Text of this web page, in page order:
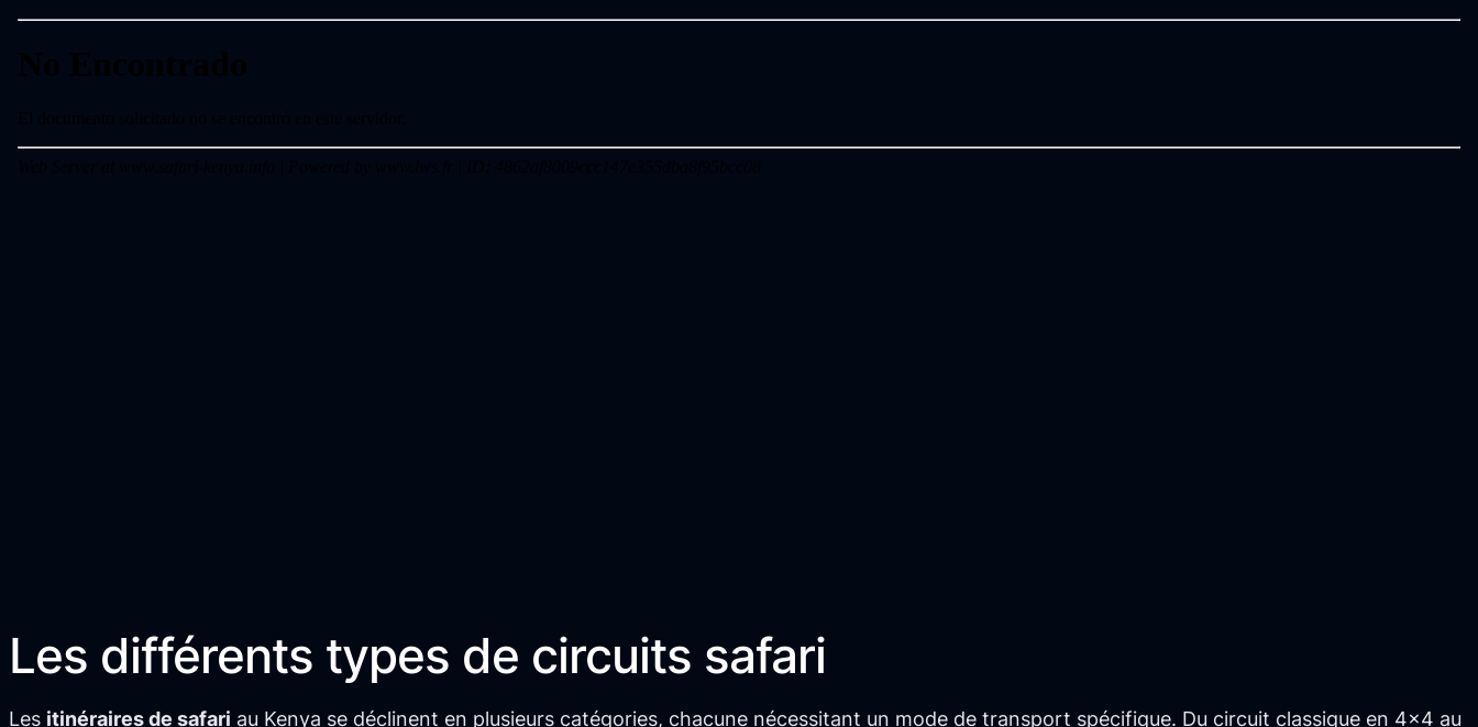
Les différents types de circuits safari
Les itinéraires de safari au Kenya se déclinent en plusieurs catégories, chacune nécessitant un mode de transport spécifique. Du circuit classique en 4×4 au